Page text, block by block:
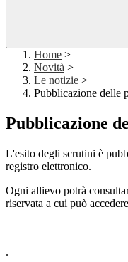
Home >
Novità >
Le notizie >
Pubblicazione delle
Pubblicazione
L'esito degli scrutini è
registro elettronico.
Ogni allievo potrà
riservata a cui può
.